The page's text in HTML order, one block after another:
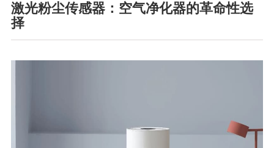
激光粉尘传感器：空气净化器的革命性选
择